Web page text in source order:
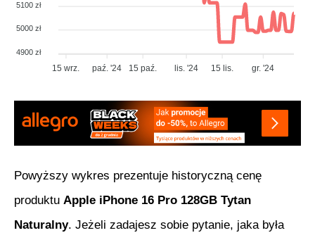
5100 zł
5000 zł
4900 zł
15 wrz. paź. '24 15 paź. lis. '24 15 lis. gr. '24
Powyższy wykres prezentuje historyczną cenę
produktu Apple iPhone 16 Pro 128GB Tytan
Naturalny. Jeżeli zadajesz sobie pytanie, jaka była